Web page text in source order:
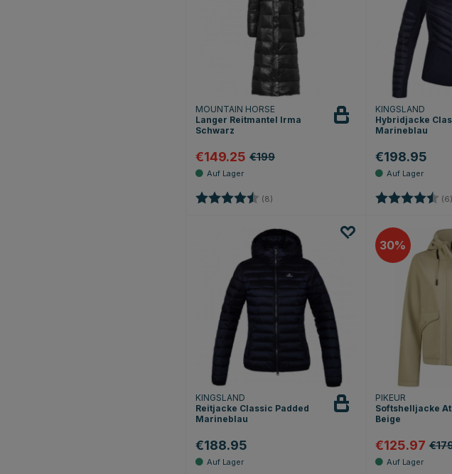
MOUNTAIN HORSE
Langer Reitmantel Irma
Schwarz
€149.25 €199
Bewertung: (8)
KINGSLAND
Hybridjacke
Marineblau
€198.95
Bewertung: (6)
KINGSLAND
Reitjacke Classic Padded
Marineblau
€188.95
30
PIKEUR
Softshelljacke
Beige
€125.97